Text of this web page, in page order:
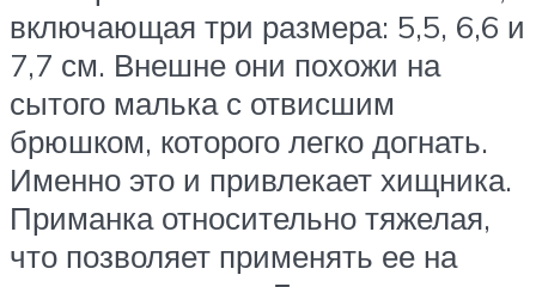
включающая три размера: 5,5, 6,6 и
7,7 см. Внешне они похожи на
сытого малька с отвисшим
брюшком, которого легко догнать.
Именно это и привлекает хищника.
Приманка относительно тяжелая,
что позволяет применять ее на